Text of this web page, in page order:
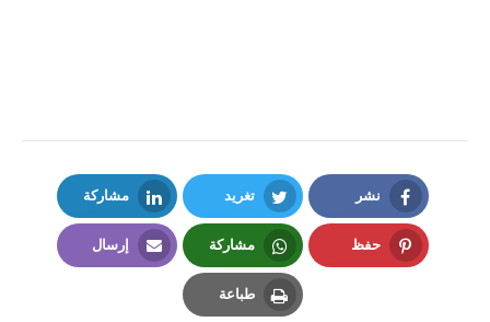
نشر
Facebook
تغريد
Twitter
مشاركة
LinkedIn
حفظ مشاركة
Whatsapp
إرسال
طباعة